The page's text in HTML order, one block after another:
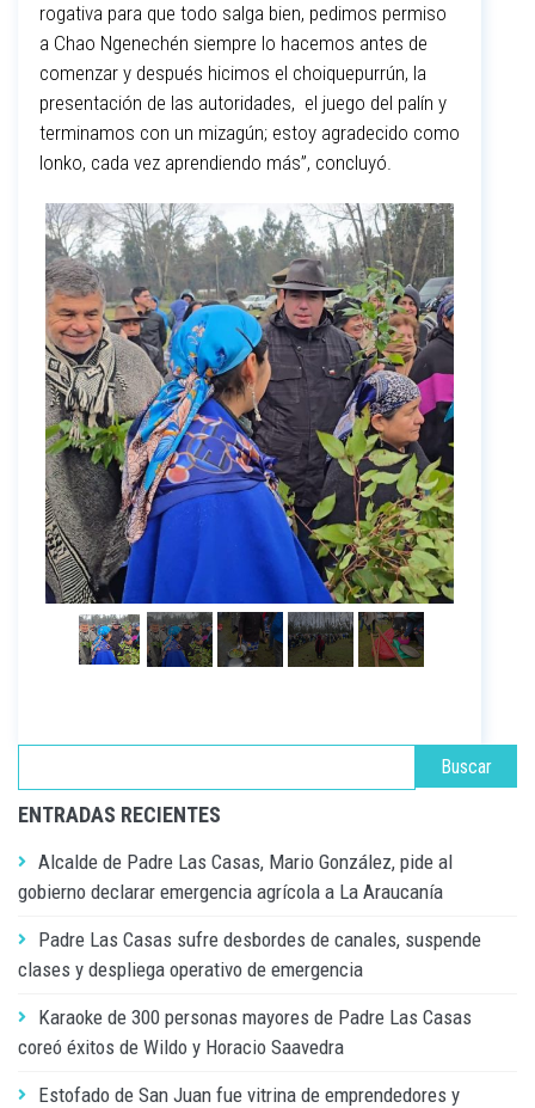
rogativa para que todo salga bien, pedimos permiso
a Chao Ngenechén siempre lo hacemos antes de
comenzar y después hicimos el choiquepurrún, la
presentación de las autoridades, el juego del palín y
terminamos con un mizagún; estoy agradecido como
lonko, cada vez aprendiendo más”, concluyó.
ENTRADAS RECIENTES
Alcalde de Padre Las Casas, Mario González, pide al
gobierno declarar emergencia agrícola a La Araucanía
Padre Las Casas sufre desbordes de canales, suspende
clases y despliega operativo de emergencia
Karaoke de 300 personas mayores de Padre Las Casas
coreó éxitos de Wildo y Horacio Saavedra
Estofado de San Juan fue vitrina de emprendedores y